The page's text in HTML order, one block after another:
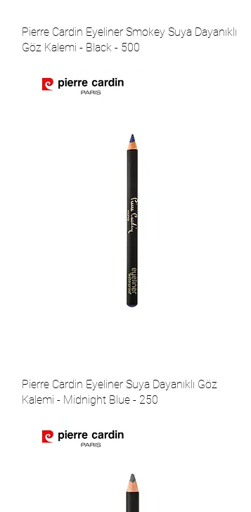
Pierre Cardin Eyeliner Smokey Suya Dayanıklı
Göz Kalemi - Black - 500
Pierre Cardin Eyeliner Suya Dayanıklı Göz
Kalemi - Midnight Blue - 250